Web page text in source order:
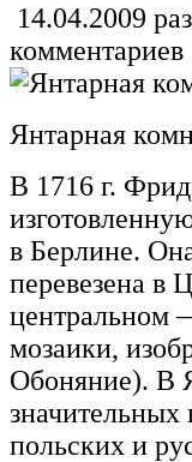
14.04.2009
комментариев
Янтарная
В 1716 г.
в Берлине.
перевезена в
центральном
мозаики,
Обоняние). В
польских и